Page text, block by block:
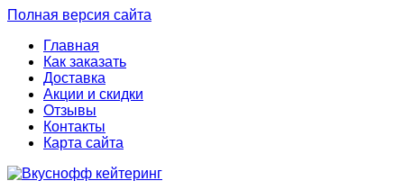
Полная версия сайта
Главная
Как заказать
Доставка
Акции и скидки
Отзывы
Контакты
Карта сайта